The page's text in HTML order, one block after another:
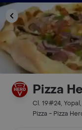
Pizza
Cl. 19#24,
Pizza - Pizza